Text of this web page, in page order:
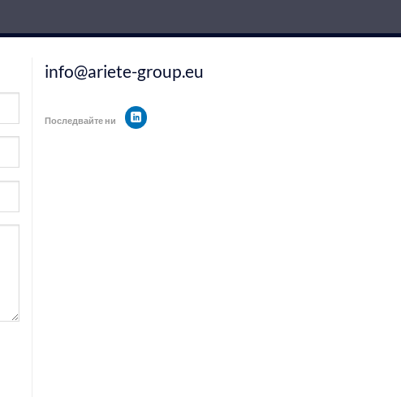
info@ariete-group.eu
Последвайте ни